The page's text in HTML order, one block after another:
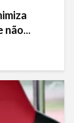
não...